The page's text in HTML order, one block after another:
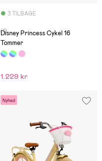
3 TILBAGE
(1)
Disney Princess Cykel 16
Tommer
1.229 kr
Nyhed